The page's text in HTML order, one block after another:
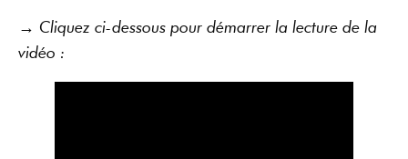
→ Cliquez ci-dessous pour démarrer la lecture de la
vidéo :